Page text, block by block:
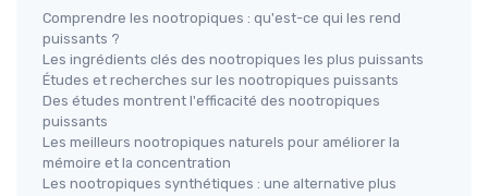
Comprendre les nootropiques : qu'est-ce qui les rend
puissants ?
Les ingrédients clés des nootropiques les plus puissants
Études et recherches sur les nootropiques puissants
Des études montrent l'efficacité des nootropiques
puissants
Les meilleurs nootropiques naturels pour améliorer la
mémoire et la concentration
Les nootropiques synthétiques : une alternative plus